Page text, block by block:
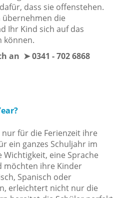
dass sie offenstehen.
übernehmen die
Ihr Kind sich auf das
können.
an ➤ 0341 - 702 6868
für die Ferienzeit ihre
ein ganzes Schuljahr im
Wichtigkeit, eine Sprache
möchten ihre Kinder
Spanisch oder
erleichtert nicht nur die